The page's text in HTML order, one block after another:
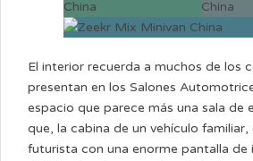
El interior recuerda a muchos de los
presentan en los Salones
espacio que parece más una sala de
que, la cabina de un vehículo
futurista con una enorme pantalla